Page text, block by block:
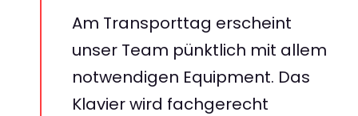
Am Transporttag erscheint
unser Team pünktlich mit allem
notwendigen Equipment. Das
Klavier wird fachgerecht